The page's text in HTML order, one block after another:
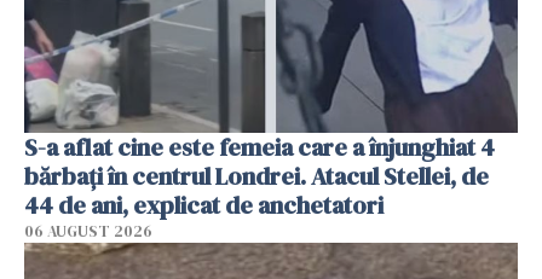
S-a aflat cine este femeia care a înjunghiat 4
bărbați în centrul Londrei. Atacul Stellei, de
44 de ani, explicat de anchetatori
06 AUGUST 2026